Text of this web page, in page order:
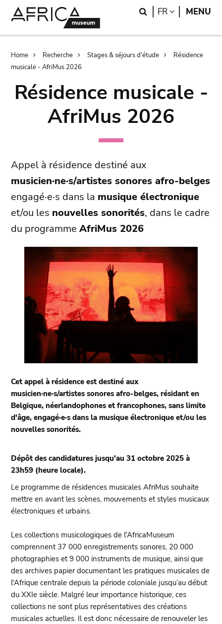
Search
FR LANGUAGE
MENU
Breadcrumb
Home Recherche Stages & séjours d'étude
Résidence
musicale - AfriMus 2026
Résidence musicale -
AfriMus 2026
Appel à résidence destiné aux
musicien·ne·s/artistes sonores afro-belges
engagé·e·s dans la musique électronique
et/ou les nouvelles sonorités, dans le cadre
du programmeAfriMus 2026
Cet appel à résidence est destiné aux
musicien·ne·s/artistes sonores afro-belges, résidant en
Belgique, néerlandophones et francophones, sans limite
d'âge, engagé·e·s dans la musique électronique et/ou les
nouvelles sonorités.
Dépôt des candidatures jusqu'au 31 octobre 2025 à
23h59 (heure locale).
Le programme de résidences musicales AfriMus souhaite
mettre en avant les scènes, mouvements et styles musicaux
électroniques et urbains.
Les collections musicologiques de l'AfricaMuseum
comprennent 37 000 enregistrements sonores, 20 000
photographies et 9 000 instruments de musique, ainsi que
des archives papier documentant les pratiques musicales de
l'Afrique centrale depuis la période coloniale jusqu’au début
du XXIe siècle. Malgré leur importance historique, ces
collections ne sont plus représentatives des créations
musicales actuelles. Il est donc nécessaire de renouveler les